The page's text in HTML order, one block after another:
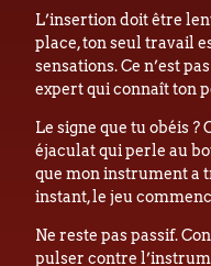
L’insertion doit être
place, ton seul travail
sensations. Ce n’est
expert qui connaît ton
Le signe que tu obéis ?
éjaculat qui perle au
que mon instrument a
instant, le jeu
Ne reste pas passif.
pulser contre